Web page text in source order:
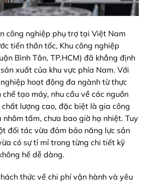
công nghiệp phụ trợ tại Việt Nam
tiến thần tốc, Khu công nghiệp
Bình Tân, TP.HCM) đã khẳng định
xuất của khu vực phía Nam. Với
hoạt động đa ngành từ thực
tạo máy, nhu cầu về các nguồn
chất lượng cao, đặc biệt là gia công
nhôm tấm, chưa bao giờ hạ nhiệt. Tuy
đối tác vừa đảm bảo năng lực sản
có sự tỉ mỉ trong từng chi tiết kỹ
hề dễ dàng.
thức về chi phí vận hành và yêu